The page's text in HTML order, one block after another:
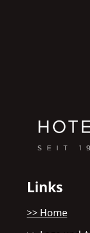
Links
>> Home